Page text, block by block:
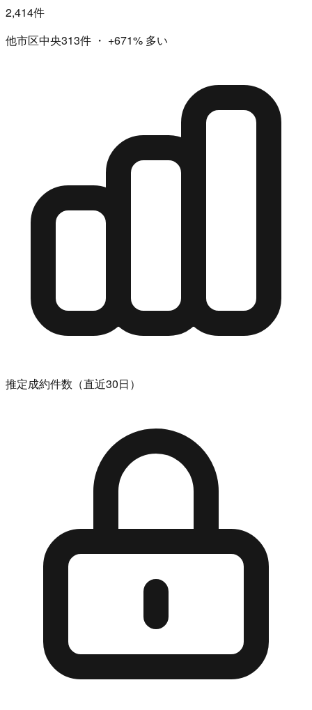
2,414件
他市区中央313件 ・ +671% 多い
推定成約件数（直近30日）